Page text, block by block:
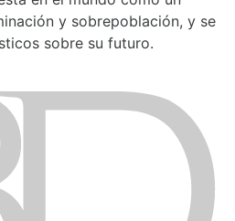
y sobrepoblación, y se
sobre su futuro.